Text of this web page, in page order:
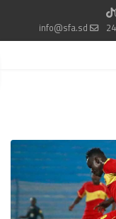
info@sfa.sd